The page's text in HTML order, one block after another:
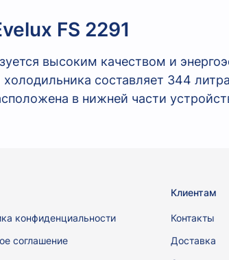
FS 2291
высоким качеством и
составляет 344
в нижней части
конфиденциальности
соглашение
Клиентам
Контакты
Доставка